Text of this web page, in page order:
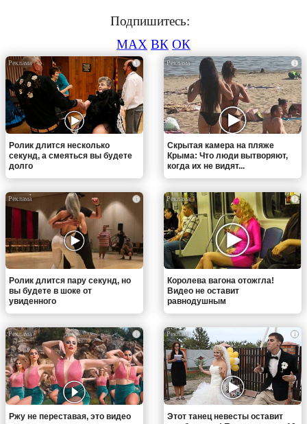
Подпишитесь:
MAX ВК ОК
i
Ролик длится несколько
секунд, а смеяться вы будете
долго
i
Скрытая камера на пляже
Крыма: Что люди вытворяют,
когда их не видят...
i
Ролик длится пару секунд, но
вы будете в шоке от
увиденного
i
Королева вагона отожгла!
Видео не оставит
равнодушным
i
Ржу не переставая, это видео
i
Этот танец невесты оставит